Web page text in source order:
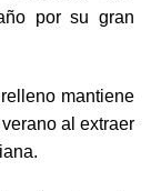
por su gran
mantiene
al extraer